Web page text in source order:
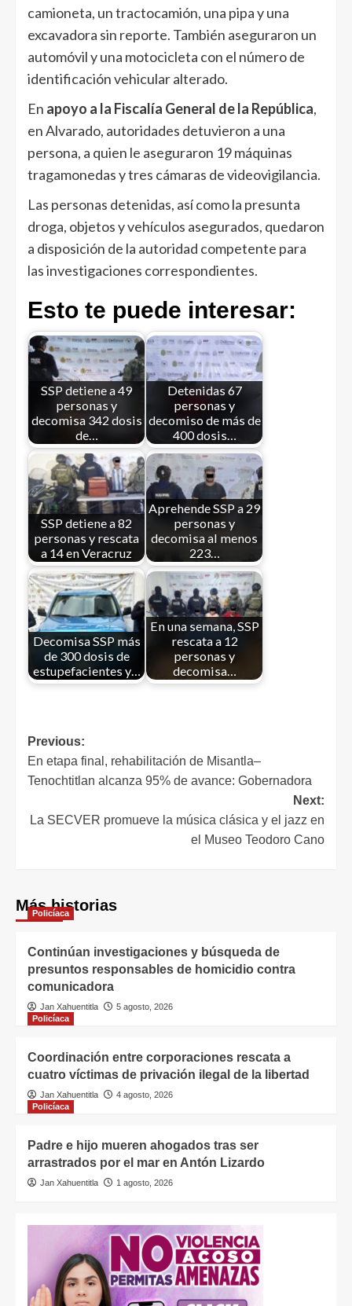
camioneta, un tractocamión, una pipa y una
excavadora sin reporte. También aseguraron un
automóvil y una motocicleta con el número de
identificación vehicular alterado.
En apoyo a la Fiscalía General de la República,
en Alvarado, autoridades detuvieron a una
persona, a quien le aseguraron 19 máquinas
tragamonedas y tres cámaras de videovigilancia.
Las personas detenidas, así como la presunta
droga, objetos y vehículos asegurados, quedaron
a disposición de la autoridad competente para
las investigaciones correspondientes.
Esto te puede interesar:
SSP detiene a 49
personas y
decomisa 342 dosis
de…
Detenidas 67
personas y
decomiso de más de
400 dosis…
SSP detiene a 82
personas y rescata
a 14 en Veracruz
Aprehende SSP a 29
personas y
decomisa al menos
223…
Decomisa SSP más
de 300 dosis de
estupefacientes y…
En una semana, SSP
rescata a 12
personas y
decomisa…
Previous:
En etapa final, rehabilitación de Misantla–
Tenochtitlan alcanza 95% de avance: Gobernadora
Next:
La SECVER promueve la música clásica y el jazz en
el Museo Teodoro Cano
Más historias
Policíaca
Continúan investigaciones y búsqueda de
presuntos responsables de homicidio contra
comunicadora
Jan Xahuentitla
5 agosto, 2026
Policíaca
Coordinación entre corporaciones rescata a
cuatro víctimas de privación ilegal de la libertad
Jan Xahuentitla
4 agosto, 2026
Policíaca
Padre e hijo mueren ahogados tras ser
arrastrados por el mar en Antón Lizardo
Jan Xahuentitla 1 agosto, 2026